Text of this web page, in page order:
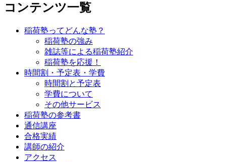
コンテンツ一覧
稲荷塾ってどんな塾？
稲荷塾の強み
雑誌等による稲荷塾紹介
稲荷塾を応援！
時間割・予定表・学費
時間割と予定表
学費について
その他サービス
稲荷塾の参考書
通信講座
合格実績
講師の紹介
アクセス